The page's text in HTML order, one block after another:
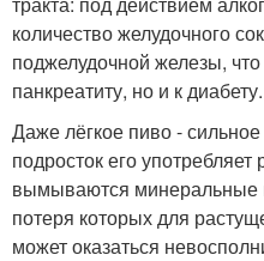
количество желудочного
поджелудочной железы,
панкреатиту, но и к диабету.
Даже лёгкое пиво -
подросток его
вымываются минеральные
потеря которых для
может оказаться